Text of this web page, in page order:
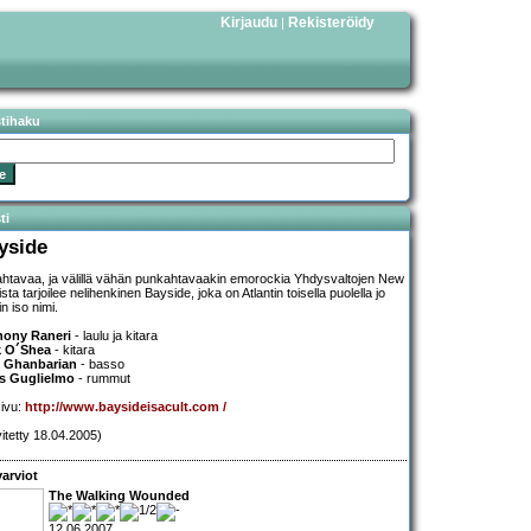
Kirjaudu | Rekisteröidy
ja välillä vähän punkahtavaakin emorockia Yhdysvaltojen New
tarjoilee nelihenkinen Bayside, joka on Atlantin toisella puolella jo
iso nimi.
Raneri - laulu ja kitara
O´Shea- kitara
Ghanbarian - basso
Guglielmo - rummut
http://www.baysideisacult.com /
18.04.2005)
The Walking Wounded